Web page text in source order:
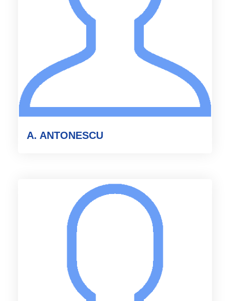
A. ANTONESCU